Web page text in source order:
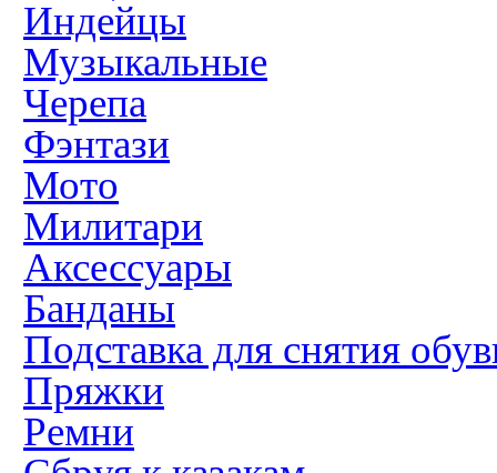
Индейцы
Музыкальные
Черепа
Фэнтази
Мото
Милитари
Аксессуары
Банданы
Подставка для снятия
Пряжки
Ремни